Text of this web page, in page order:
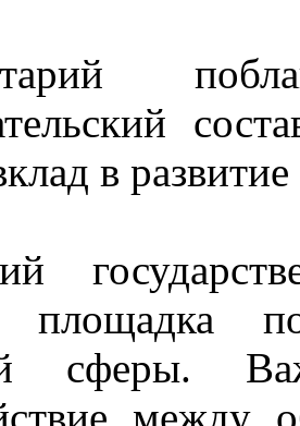
в
площадка
сферы.
между